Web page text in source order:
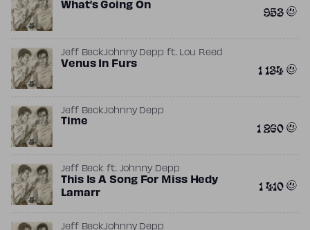
What’s Going On 953
Jeff BeckJohnny Depp ft. Lou Reed
Venus In Furs 1 134
Jeff BeckJohnny Depp
Time 1 260
Jeff Beck ft. Johnny Depp
This Is A Song For Miss Hedy
Lamarr
1 410
Jeff BeckJohnny Depp